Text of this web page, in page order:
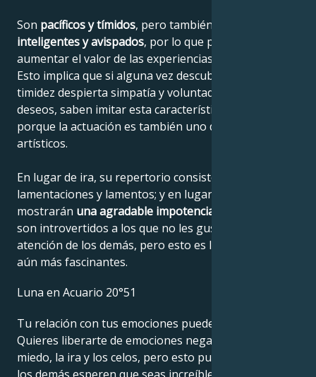
Son pacíficos y tímidos, pero también
inteligentes y avispados, por lo que pueden
aumentar el valor de las experiencias acumuladas.
Esto implica que si alguna vez descubren que su
timidez despierta simpatía y voluntad de cumplir sus
deseos, saben imitar esta característica personal
porque la actuación es también uno de sus talentos
artísticos.
En lugar de ira, su repertorio consiste en
lamentaciones y lamentos; y en lugar de agresividad
mostrarán una agradable impotencia
son introvertidos a los que no les gusta llamar la
atención de los demás, pero esto es lo que les hace
aún más fascinantes.
Luna en Acuario 20°51
Tu relación con tus emociones puede ser complicada.
Quieres liberarte de emociones negativas como el
miedo, la ira y los celos, pero esto puede llevar a que
los demás esperen que seas increíblemente